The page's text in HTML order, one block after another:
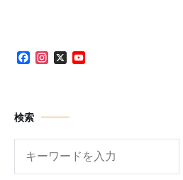
Facebook
Instagram
X
検索